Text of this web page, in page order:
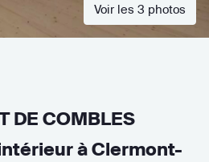
Voir les 3 photos
DE COMBLES
à Clermont-